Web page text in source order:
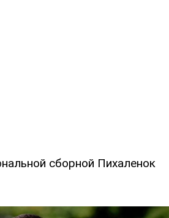
сборной Пихаленок